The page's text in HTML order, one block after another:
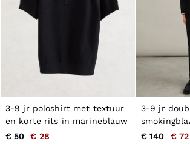
Coats & Jackets
Shorts & Skirts
Trousers & Joggers
Tops & T-Shirts
Sets & Outfits
98 - 134cm
134 - 158cm
158 - 164cm
BOYS'
3-9 jr poloshirt met textuur
en korte rits in marineblauw
€ 50
€ 28
3-9 jr
zwart
€ 140 € 72